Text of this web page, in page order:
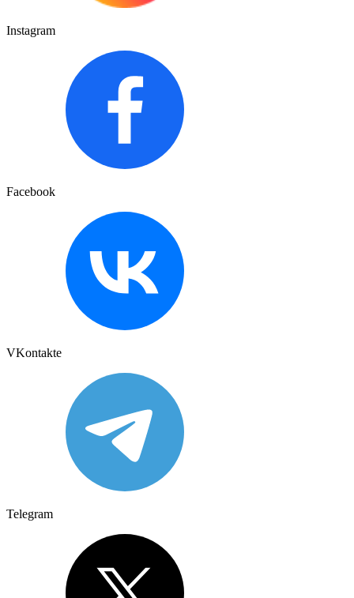
Instagram
Facebook
VKontakte
Telegram